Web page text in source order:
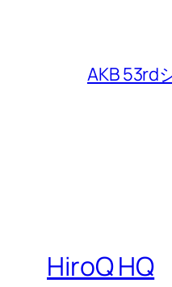
AKB 53rd
HiroQ HQ